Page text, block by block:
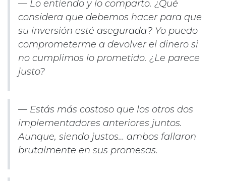
— Lo entiendo y lo comparto. ¿Qué
considera que debemos hacer para que
su inversión esté asegurada? Yo puedo
comprometerme a devolver el dinero si
no cumplimos lo prometido. ¿Le parece
justo?
— Estás más costoso que los otros dos
implementadores anteriores juntos.
Aunque, siendo justos… ambos fallaron
brutalmente en sus promesas.